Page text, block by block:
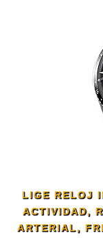
LIGE RELOJ
ACTIVIDAD,
ARTERIAL,